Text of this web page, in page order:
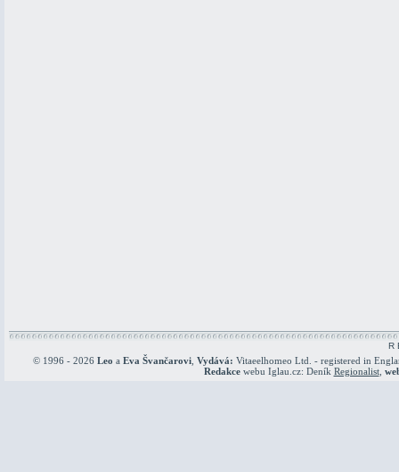
R
© 1996 - 2026 Leo a Eva Švančarovi Vydává: Vitaeelhomeo Ltd. - registered in
Redakcewebu Iglau.cz: Deník Regionalist,